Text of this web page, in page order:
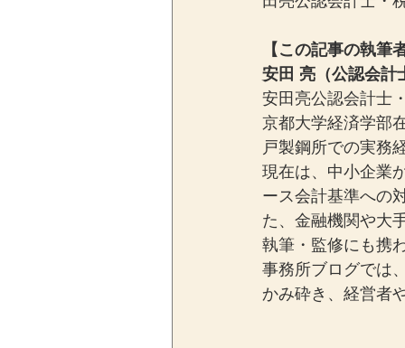
【この記事の執筆
安田 亮（公認会計
安田亮公認会計士
京都大学経済学部
戸製鋼所での実務
現在は、中小企業
ース会計基準への
た、金融機関や大
執筆・監修にも携
事務所ブログでは
かみ砕き、経営者